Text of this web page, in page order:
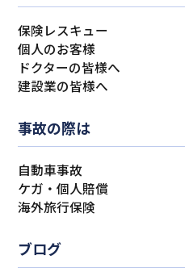
保険レスキュー
個人のお客様
ドクターの皆様へ
建設業の皆様へ
事故の際は
自動車事故
ケガ・個人賠償
海外旅行保険
ブログ